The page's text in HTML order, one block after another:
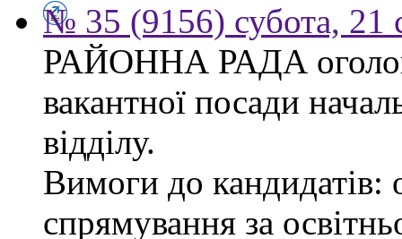
№ 35 (9156) субота, 21
РАЙОННА РАДА
вакантної посади
відділу.
Вимоги до кандидатів:
спрямування за